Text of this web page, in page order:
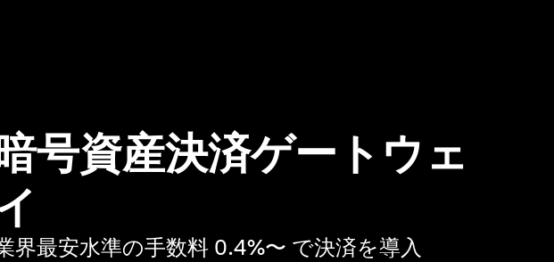
号資産決済ゲートウェ
界最安水準の手数料 0.4%〜 で決済を導入